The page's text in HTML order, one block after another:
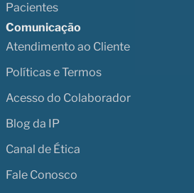
Pacientes
Comunicação
Atendimento ao Cliente
Políticas e Termos
Acesso do Colaborador
Blog da IP
Canal de Ética
Fale Conosco